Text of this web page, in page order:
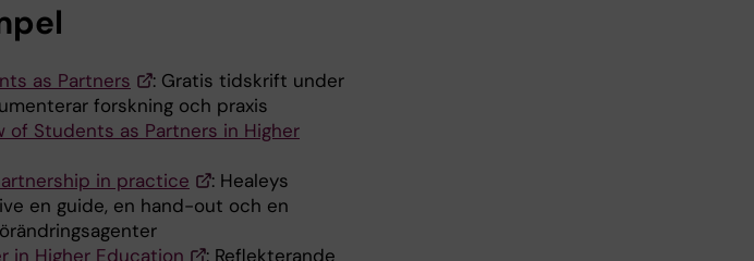
as Partners
: Gratis tidskrift under
forskning och praxis
of Students as Partners in Higher
in practice
: Healeys
en guide, en hand-out och en
in Higher Education
: Reflekterande